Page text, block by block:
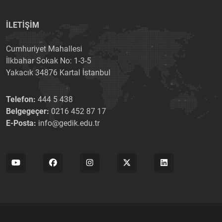
İLETİŞİM
Cumhuriyet Mahallesi
İlkbahar Sokak No: 1-3-5
Yakacık 34876 Kartal İstanbul
Telefon: 444 5 438
Belgegeçer: 0216 452 87 17
E-Posta: info@gedik.edu.tr